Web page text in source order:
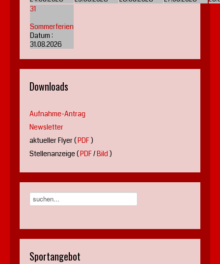
31
Sommerferien
Datum :
31.08.2026
Downloads
Aufnahme-Antrag
Newsletter
aktueller Flyer (PDF)
Stellenanzeige (PDF/Bild )
Sportangebot